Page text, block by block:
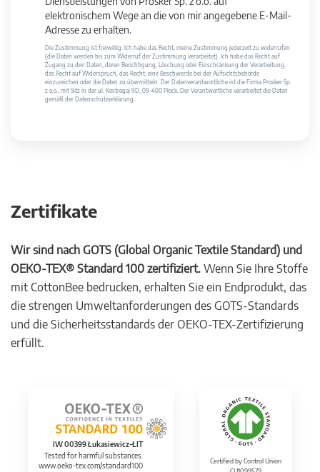
elektronischem Wege an die von mir angegebene E-Mail-
Adresse zu erhalten.
Die Zustimmung ist freiwillig. Ich habe das Recht, meine Zustimmung jederzeit zu widerrufen
(die Daten werden bis zum Widerruf der Zustimmung verarbeitet). Ich habe das Recht auf
Zugang zu den Daten, deren Berichtigung, Löschung oder Einschränkung der Verarbeitung,
das Recht auf Widerspruch, das Recht, eine Beschwerde bei der Aufsichtsbehörde
einzureichen oder die Daten zu übermitteln. Der Datenverantwortliche ist die Firma Prosker Sp.
z o.o., mit Sitz in der ul. Kostrogaj 9D, 09-400 Płock. Der Verantwortliche verarbeitet die Daten
gemäß der Datenschutzerklärung.
Zertifikate
Wir sind nach GOTS (Global Organic Textile Standard) und
OEKO-TEX® Standard 100 zertifiziert. Wenn Sie Ihre Stoffe
mit CottonBee bedrucken, erhalten Sie ein Endprodukt, das
die strengen Umweltanforderungen des GOTS-Standards
und die Sicherheitsstandards der OEKO-TEX-Zertifizierung
erfüllt.
IW 00399 Łukasiewicz-ŁIT
Tested for harmful substances.
www.oeko-tex.com/standard100
Certified by Control Union